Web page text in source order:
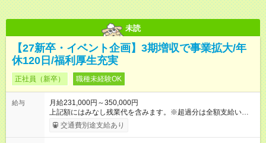
未読
【27新卒・イベント企画】3期増収で事業拡大/年
休120日/福利厚生充実
正社員（新卒） 職種未経験OK
給与
月給231,000円～350,000円
上記額にはみなし残業代を含みます。※超過分は全額支給いたし
ます。 みなし残業代 24,000円 ～ 37,000円／月 みなし残業時
間 15時間／月 【給与】 月給： 大卒・院卒 ：243，000
交通費別途支給あり